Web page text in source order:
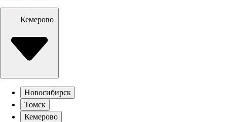
Кемерово
Новосибирск
Томск
Кемерово